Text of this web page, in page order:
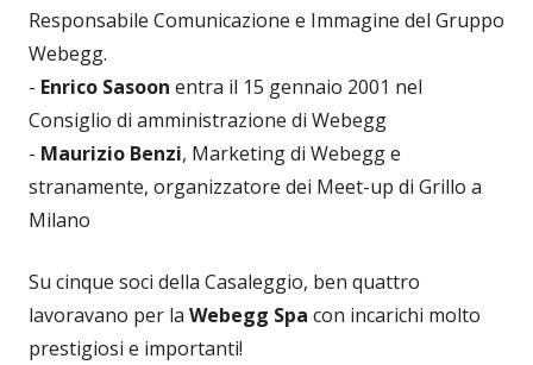
Responsabile Comunicazione e Immagine del Gruppo
Webegg.
- Enrico Sasoon entra il 15 gennaio 2001 nel
Consiglio di amministrazione di Webegg
- Maurizio Benzi, Marketing di Webegg e
stranamente, organizzatore dei Meet-up di Grillo a
Milano
Su cinque soci della Casaleggio, ben quattro
lavoravano per la Webegg Spa con incarichi molto
prestigiosi e importanti!